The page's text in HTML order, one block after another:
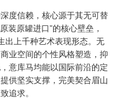
信赖，核心源于其无可替
装原罐进口”的核心壁垒，
出上千种艺术表现形态。无
业空间的个性风格塑造，抑
意库马均能以国际前沿的定
供坚实支撑，完美契合眉山
追求。